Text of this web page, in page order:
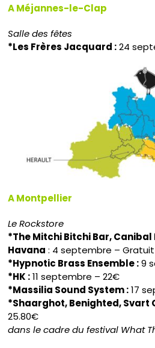
A Méjannes-le-Clap
Salle des fêtes
*Les Frères Jacquard :24
A Montpellier
Le Rockstore
*The Mitchi Bitchi Bar, Canibal
Havana : 4 septembre – Gratuit
*Hypnotic Brass Ensemble :9
*HK :11 septembre – 22€
*Massilia Sound System :17
*Shaarghot, Benighted, Svart
25.80€
dans le cadre du festival What